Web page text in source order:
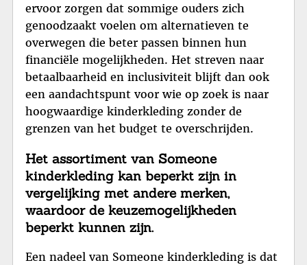
ervoor zorgen dat sommige ouders zich
genoodzaakt voelen om alternatieven te
overwegen die beter passen binnen hun
financiële mogelijkheden. Het streven naar
betaalbaarheid en inclusiviteit blijft dan ook
een aandachtspunt voor wie op zoek is naar
hoogwaardige kinderkleding zonder de
grenzen van het budget te overschrijden.
Het assortiment van Someone
kinderkleding kan beperkt zijn in
vergelijking met andere merken,
waardoor de keuzemogelijkheden
beperkt kunnen zijn.
Een nadeel van Someone kinderkleding is dat